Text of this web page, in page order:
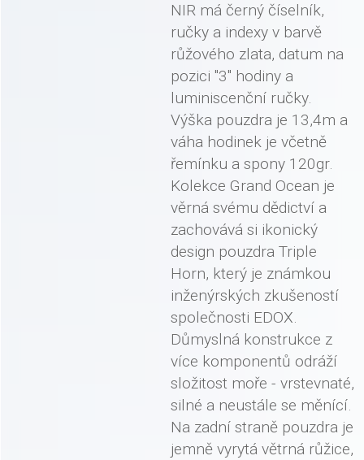
NIR má černý číselník,
ručky a indexy v barvě
růžového zlata, datum na
pozici "3" hodiny a
luminiscenční ručky.
Výška pouzdra je 13,4m a
váha hodinek je včetně
řemínku a spony 120gr.
Kolekce Grand Ocean je
věrná svému dědictví a
zachovává si ikonický
design pouzdra Triple
Horn, který je známkou
inženýrských zkušeností
společnosti EDOX.
Důmyslná konstrukce z
více komponentů odráží
složitost moře - vrstevnaté,
silné a neustále se měnící.
Na zadní straně pouzdra je
jemně vyrytá větrná růžice,